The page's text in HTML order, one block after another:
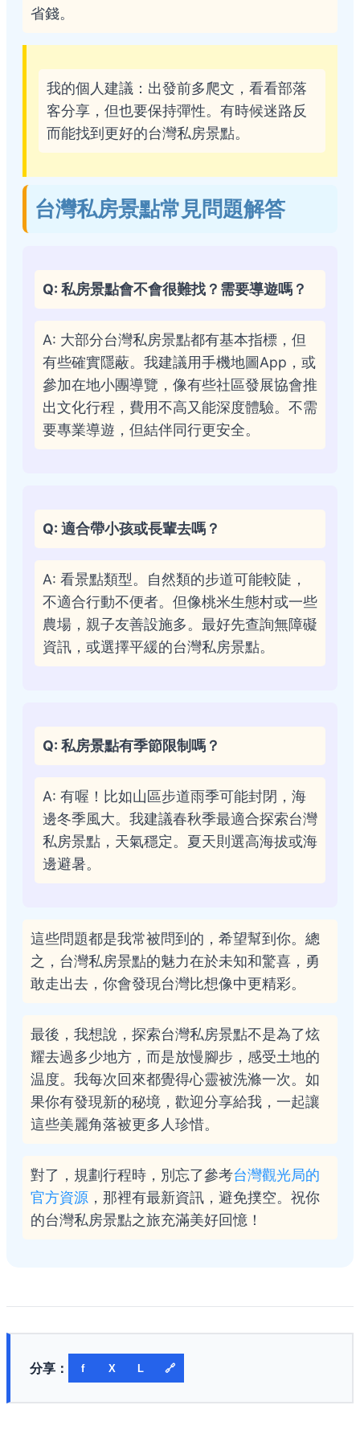
省錢。
我的個人建議：出發前多爬文，看看部落
客分享，但也要保持彈性。有時候迷路反
而能找到更好的台灣私房景點。
台灣私房景點常見問題解答
Q: 私房景點會不會很難找？需要導遊嗎？
A: 大部分台灣私房景點都有基本指標，但
有些確實隱蔽。我建議用手機地圖App，或
參加在地小團導覽，像有些社區發展協會推
出文化行程，費用不高又能深度體驗。不需
要專業導遊，但結伴同行更安全。
Q: 適合帶小孩或長輩去嗎？
A: 看景點類型。自然類的步道可能較陡，
不適合行動不便者。但像桃米生態村或一些
農場，親子友善設施多。最好先查詢無障礙
資訊，或選擇平緩的台灣私房景點。
Q: 私房景點有季節限制嗎？
A: 有喔！比如山區步道雨季可能封閉，海
邊冬季風大。我建議春秋季最適合探索台灣
私房景點，天氣穩定。夏天則選高海拔或海
邊避暑。
這些問題都是我常被問到的，希望幫到你。總
之，台灣私房景點的魅力在於未知和驚喜，勇
敢走出去，你會發現台灣比想像中更精彩。
最後，我想說，探索台灣私房景點不是為了炫
耀去過多少地方，而是放慢腳步，感受土地的
温度。我每次回來都覺得心靈被洗滌一次。如
果你有發現新的秘境，歡迎分享給我，一起讓
這些美麗角落被更多人珍惜。
對了，規劃行程時，別忘了參考台灣觀光局的
官方資源 ，那裡有最新資訊，避免撲空。祝你
的台灣私房景點之旅充滿美好回憶！
分享： f X L 🔗